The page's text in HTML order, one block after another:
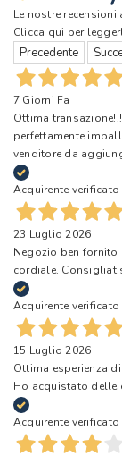
Le nostre recensioni
Clicca qui per
Precedente
7 Giorni Fa
Ottima
perfettamente
venditore da
Acquirente verificato
23 Luglio 2026
Negozio ben
cordiale.
Acquirente verificato
15 Luglio 2026
Ottima esperienza
Ho acquistato delle
Acquirente verificato